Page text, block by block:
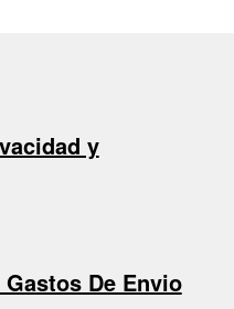
y
De Envio